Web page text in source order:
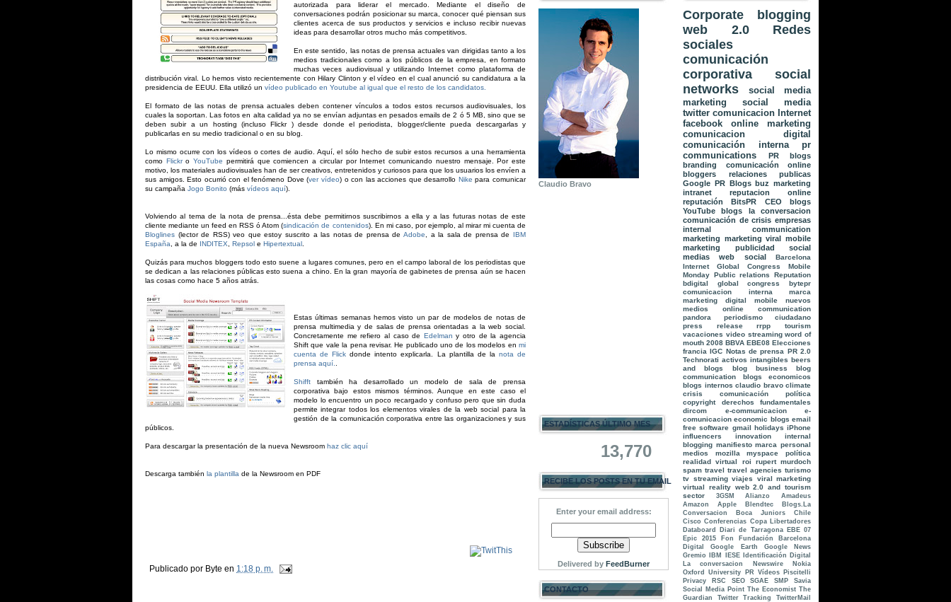
autorizada para liderar el mercado. Mediante el diseño de
conversaciones podrán posicionar su marca, conocer qué piensan sus
clientes acerca de sus productos y servicios e incluso recibir nuevas
ideas para desarrollar otros mucho más competitivos.
En este sentido, las notas de prensa actuales van dirigidas tanto a los
medios tradicionales como a los públicos de la empresa, en formato
muchas veces audiovisual y utilizando Internet como plataforma de
distribución viral. Lo hemos visto recientemente con Hilary Clinton y el vídeo en el cual anunció su candidatura a la
presidencia de EEUU. Ella utilizó un vídeo publicado en Youtube al igual que el resto de los candidatos.
El formato de las notas de prensa actuales deben contener vínculos a todos estos recursos audiovisuales, los
cuales la soportan. Las fotos en alta calidad ya no se envían adjuntas en pesados emails de 2 ó 5 MB, sino que se
deben subir a un hosting (incluso Flickr ) desde donde el periodista, blogger/cliente pueda descargarlas y
publicarlas en su medio tradicional o en su blog.
Lo mismo ocurre con los vídeos o cortes de audio. Aquí, el sólo hecho de subir estos recursos a una herramienta
como FlickroYouTube permitirá que comiencen a circular por Internet comunicando nuestro mensaje. Por este
motivo, los materiales audiovisuales han de ser creativos, entretenidos y curiosos para que los usuarios los envíen a
sus amigos. Esto ocurrió con el fenómeno Dove (ver vídeo) o con las acciones que desarrollo Nike para comunicar
su campaña Jogo Bonito (más vídeos aquí).
Volviendo al tema de la nota de prensa...ésta debe permitirnos suscribirnos a ella y a las futuras notas de este
cliente mediante un feed en RSS ó Atom (sindicación de contenidos). En mi caso, por ejemplo, al mirar mi cuenta de
Bloglines (lector de RSS) veo que estoy suscrito a las notas de prensa de Adobe , a la sala de prensa de IBM
España , a la de INDITEX Repsol e Hipertextual
Quizás para muchos bloggers todo esto suene a lugares comunes, pero en el campo laboral de los periodistas que
se dedican a las relaciones públicas esto suena a chino. En la gran mayoría de gabinetes de prensa aún se hacen
las cosas como hace 5 años atrás.
Estas últimas semanas hemos visto un par de modelos de notas de
prensa multimedia y de salas de prensa orientadas a la web social.
Concretamente me refiero al caso de Edelman y otro de la agencia
Shift que vale la pena revisar. He publicado uno de los modelos en mi
cuenta de Flick donde intento explicarla. La plantilla de la nota de
prensa aquí.
Shifft también ha desarrollado un modelo de sala de prensa
corporativa bajo estos mismos términos. Aunque en este caso el
modelo lo encuentro un poco recargado y confuso pero que sin duda
permite integrar todos los elementos virales de la web social para la
gestión de la comunicación corporativa entre las organizaciones y sus
públicos.
Para descargar la presentación de la nueva Newsroom haz clic aquí
Descarga también la plantilla de la Newsroom en PDF
Publicado por Byte en 1:18 p. m.
Claudio Bravo
ESTADÍSTICAS ÚLTIMO MES
13,770
RECIBE LOS POSTS EN TU EMAIL
Enter your email address:
Delivered by FeedBurner
CONTACTO
Corporate blogging
web 2.0
Redes
sociales
comunicación
corporativa
social
networks
social media
marketing
social media
twitter comunicacion Internet
facebook
online marketing
comunicacion digital
comunicación interna
pr
communications
PR
blogs
branding
comunicación online
bloggers
relaciones publicas
Google PR Blogs buz marketing
intranet
reputacion online
reputación
BitsPR
CEO blogs
YouTube
blogs la conversacion
comunicación de crisis empresas
internal communication
marketing marketing viral mobile
marketing
publicidad
social
medias
web social
Barcelona
Internet Global Congress
Mobile
Monday Public relations
Reputation
bdigital global congress
bytepr
comunicacion interna
marca
marketing digital
mobile
nuevos
medios
online communication
pandora
periodismo ciudadano
press release
rrpp
tourism
vacaciones video streaming word of
mouth 2008 BBVA EBE08 Elecciones
francia IGC Notas de prensa PR 2.0
Technorati activos intangibles beers
and blogs
blog business
blog
communication
blogs economicos
blogs internos claudio bravo climate
crisis
comunicación política
copyright
derechos fundamentales
dircom
e-communicacion
e-
comunicacion economic blogs email
free software gmail holidays iPhone
influencers
innovation
internal
blogging manifiesto marca personal
medios
mozilla myspace
política
realidad virtual
roi
rupert murdoch
spam travel travel agencies turismo
tv streaming viajes
viral marketing
virtual reality web 2.0 and tourism
sector
3GSM Alianzo
Amadeus
Amazon
Apple Blendtec
Blogs.La
Conversacion
Boca Juniors
Chile
Cisco Conferencias Copa Libertadores
Databoard
Diari de Tarragona
EBE 07
Epic 2015
Fon
Fundación Barcelona
Digital
Google Earth
Google News
Gremio
IBM IESE
Identificación Digital
La conversacion
Newswire
Nokia
Oxford University
PR Vídeos
Piscitelli
Privacy
RSC SEO SGAE SMP
Savia
Social Media Point The Economist The
Guardian
Twitter Tracking
TwitterMail